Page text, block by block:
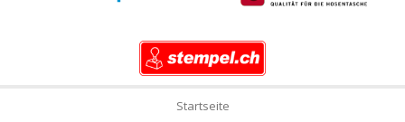
Startseite